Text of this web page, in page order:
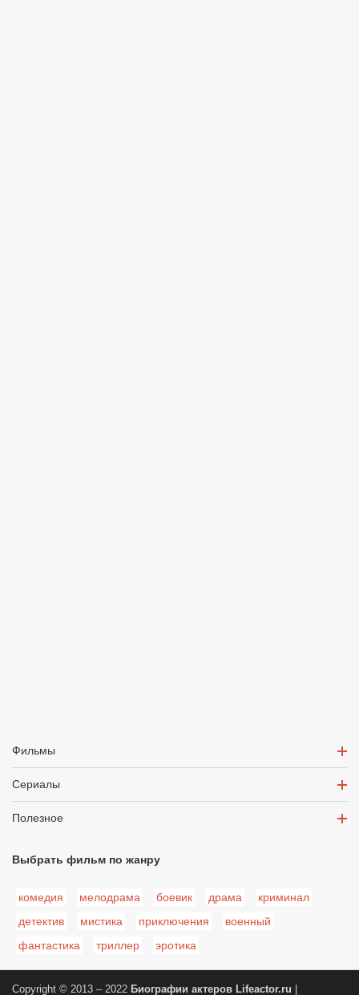
Фильмы
Сериалы
Полезное
Выбрать фильм по жанру
комедия мелодрама боевик драма
криминал
детектив
мистика приключения
военный
фантастика
триллер эротика
Copyright © 2013 – 2022 Биографии актеров Lifeactor.ru